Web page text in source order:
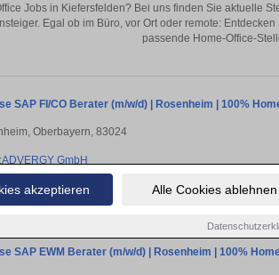
akzeptieren Alle Cookies ablehnen
Jobs in Kiefersfelden? Bei uns finden Sie aktuelle
Egal ob im Büro, vor Ort oder remote:
passende Home-Office-
SAP FI/CO Berater (m/w/d) | Rosenheim | 100%
Oberbayern, 83024
ADVERGY GmbH
SAP EWM Berater (m/w/d) | Rosenheim | 100%